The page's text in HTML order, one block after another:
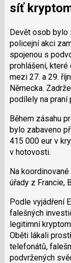
síť
Devět osob bylo
policejní akci
spojenou s
prohlášení, které
mezi 27. a 29.
Německa.
podílely na praní
Během zásahu
bylo zabaveno
415 000 eur v
v hotovosti.
Na
úřady z Francie,
Podle vyjádření
falešných
legitimní
Oběti lákali
telefonátů,
podvržených